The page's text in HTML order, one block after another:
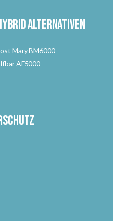
Alternativen
Mary BM6000
AF5000